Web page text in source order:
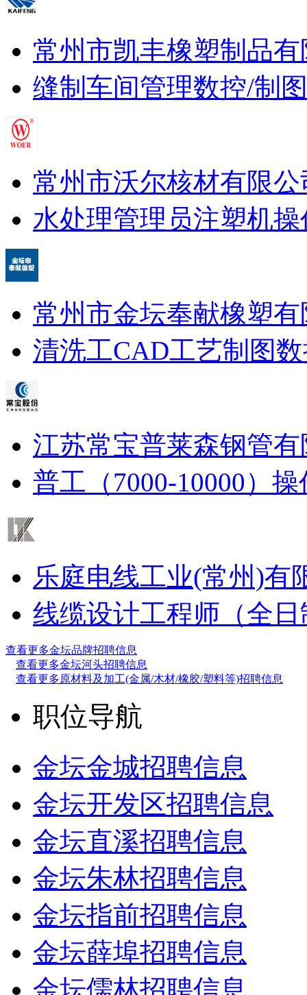
常州市凯丰橡塑制品
缝制车间管理数控/制
常州市沃尔核材有限公
水处理管理员注塑机操
常州市金坛奉献橡塑
清洗工CAD工艺制图
江苏常宝普莱森钢管
普工（7000-10000） 操
乐庭电线工业(常州)有
线缆设计工程师（全
查看更多金坛品牌招聘信息
查看更多金坛河头招聘信息
查看更多原材料及加工(金属/木材/橡胶/塑料等)招聘信息
职位导航
金坛金城招聘信息
金坛开发区招聘信息
金坛直溪招聘信息
金坛朱林招聘信息
金坛指前招聘信息
金坛薛埠招聘信息